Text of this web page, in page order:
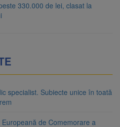
330.000 de lei, clasat la
specialist. Subiecte unice în toată
de Comemorare a